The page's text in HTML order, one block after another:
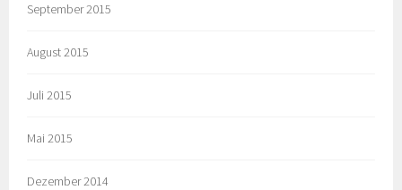
September 2015
August 2015
Juli 2015
Mai 2015
Dezember 2014